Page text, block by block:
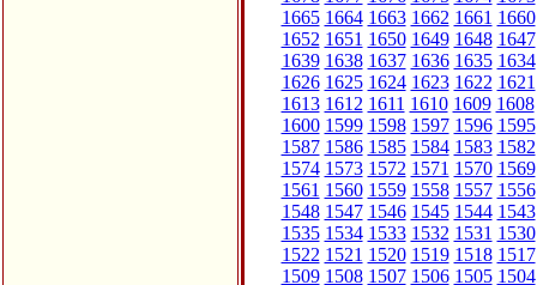
1665 1664 1663 1662 1661 1660
1652 1651 1650 1649 1648 1647
1639 1638 1637 1636 1635 1634
1626 1625 1624 1623 1622 1621
1613 1612 1611 1610 1609 1608
1600 1599 1598 1597 1596 1595
1587 1586 1585 1584 1583 1582
1574 1573 1572 1571 1570 1569
1561 1560 1559 1558 1557 1556
1548 1547 1546 1545 1544 1543
1535 1534 1533 1532 1531 1530
1522 1521 1520 1519 1518 1517
1509 1508 1507 1506 1505 1504